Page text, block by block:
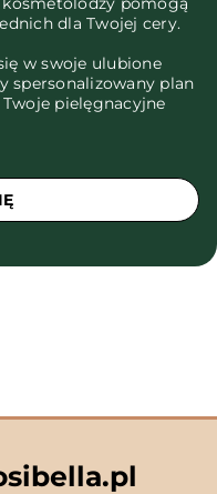
dla Twojej cery.
w swoje ulubione
spersonalizowany plan
pielęgnacyjne